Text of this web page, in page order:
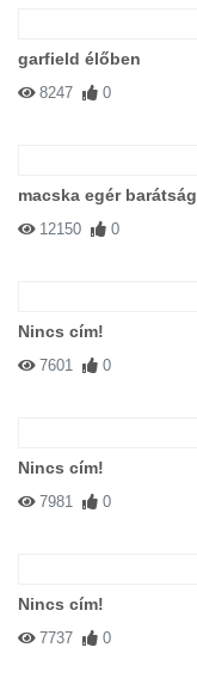
garfield élőben
8247 0
macska egér barátság
12150 0
Nincs cím!
7601 0
Nincs cím!
7981 0
Nincs cím!
7737 0